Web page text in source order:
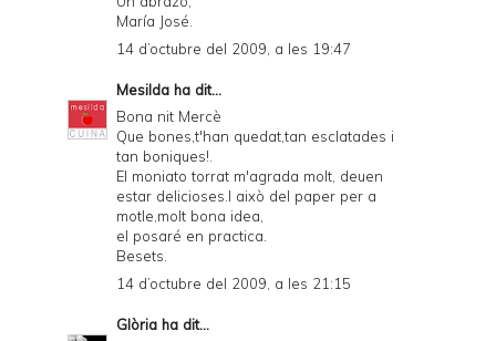
María José.
14 d’octubre del 2009, a les 19:47
Mesilda ha dit...
Bona nit Mercè
Que bones,t'han quedat,tan esclatades i
tan boniques!.
El moniato torrat m'agrada molt, deuen
estar delicioses.I això del paper per a
motle,molt bona idea,
el posaré en practica.
Besets.
14 d’octubre del 2009, a les 21:15
Glòria ha dit...